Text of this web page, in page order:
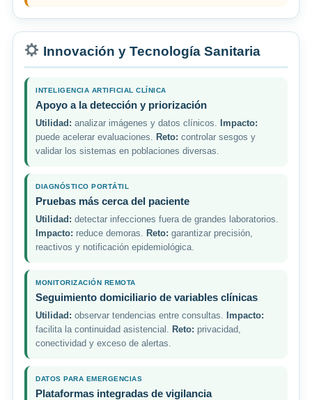
Innovación y Tecnología Sanitaria
INTELIGENCIA ARTIFICIAL CLÍNICA
Apoyo a la detección y priorización
Utilidad: analizar imágenes y datos clínicos. Impacto:
puede acelerar evaluaciones. Reto: controlar sesgos y
validar los sistemas en poblaciones diversas.
DIAGNÓSTICO PORTÁTIL
Pruebas más cerca del paciente
Utilidad: detectar infecciones fuera de grandes laboratorios.
Impacto: reduce demoras. Reto: garantizar precisión,
reactivos y notificación epidemiológica.
MONITORIZACIÓN REMOTA
Seguimiento domiciliario de variables clínicas
Utilidad: observar tendencias entre consultas. Impacto:
facilita la continuidad asistencial. Reto: privacidad,
conectividad y exceso de alertas.
DATOS PARA EMERGENCIAS
Plataformas integradas de vigilancia